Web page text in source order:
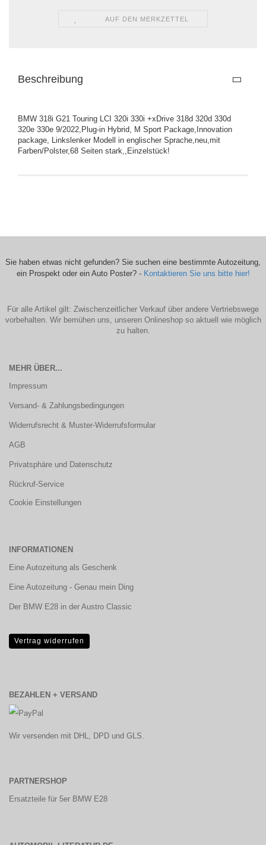
AUF DEN MERKZETTEL
Beschreibung
BMW 318i G21 Touring LCI 320i 330i +xDrive 318d 320d 330d
320e 330e 9/2022,Plug-in Hybrid, M Sport Package,Innovation
package, Linkslenker Modell in englischer Sprache,neu,mit
Farben/Polster,68 Seiten stark,,Einzelstück!
Sie haben etwas nicht gefunden? Sie suchen eine bestimmte Autozeitung,
ein Prospekt oder ein Auto Poster? - Kontaktieren Sie uns bitte hier!
Für alle Artikel gilt: Zwischenzeitlicher Verkauf über andere Vertriebswege
vorbehalten. Wir bemühen uns, unseren Onlineshop so aktuell wie möglich
zu halten.
MEHR ÜBER...
Impressum
Versand- & Zahlungsbedingungen
Widerrufsrecht & Muster-Widerrufsformular
AGB
Privatsphäre und Datenschutz
Rückruf-Service
Cookie Einstellungen
INFORMATIONEN
Eine Autozeitung als Geschenk
Eine Autozeitung - Genau mein Ding
Der BMW E28 in der Austro Classic
Vertrag widerrufen
BEZAHLEN + VERSAND
Wir versenden mit DHL, DPD und GLS.
PARTNERSHOP
Ersatzteile für 5er BMW E28